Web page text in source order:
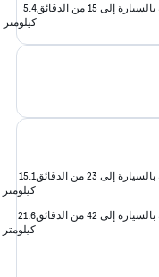
إلى 15 من الدقائق
5.4
كيلومتر
إلى 23 من الدقائق
15.1
كيلومتر
إلى 42 من الدقائق
21.6
كيلومتر